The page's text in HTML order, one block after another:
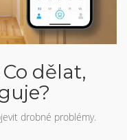
dělat,
drobné problémy.